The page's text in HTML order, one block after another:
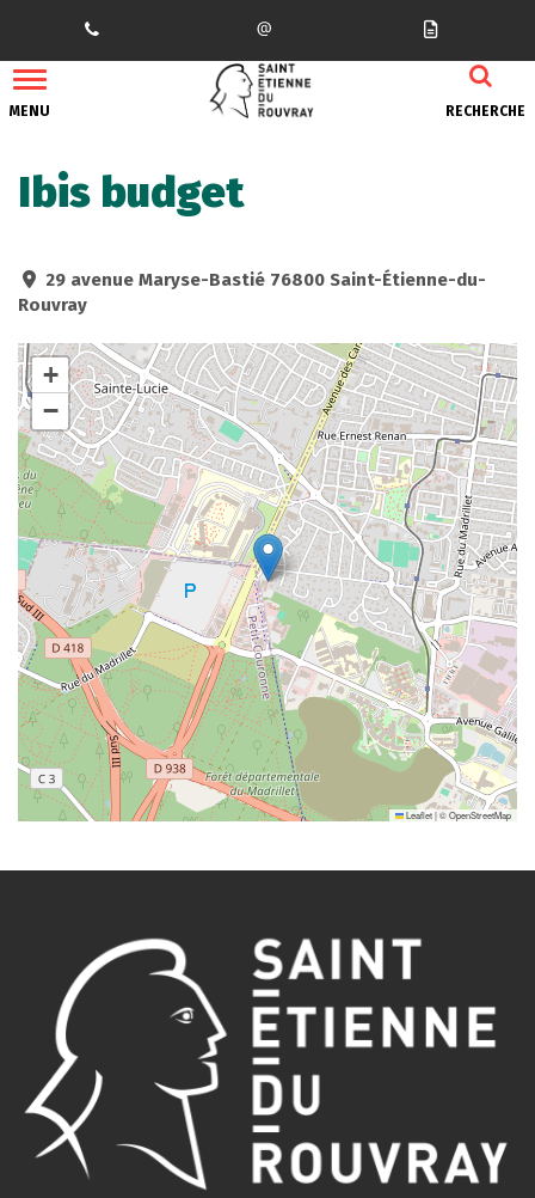
MENU RECHERCHE
Ibis budget
29 avenue Maryse-Bastié 76800 Saint-Étienne-du-
Rouvray
+
−
Leaflet|©OpenStreetMap